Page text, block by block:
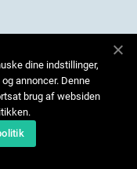
dine indstillinger,
annoncer. Denne
brug af websiden